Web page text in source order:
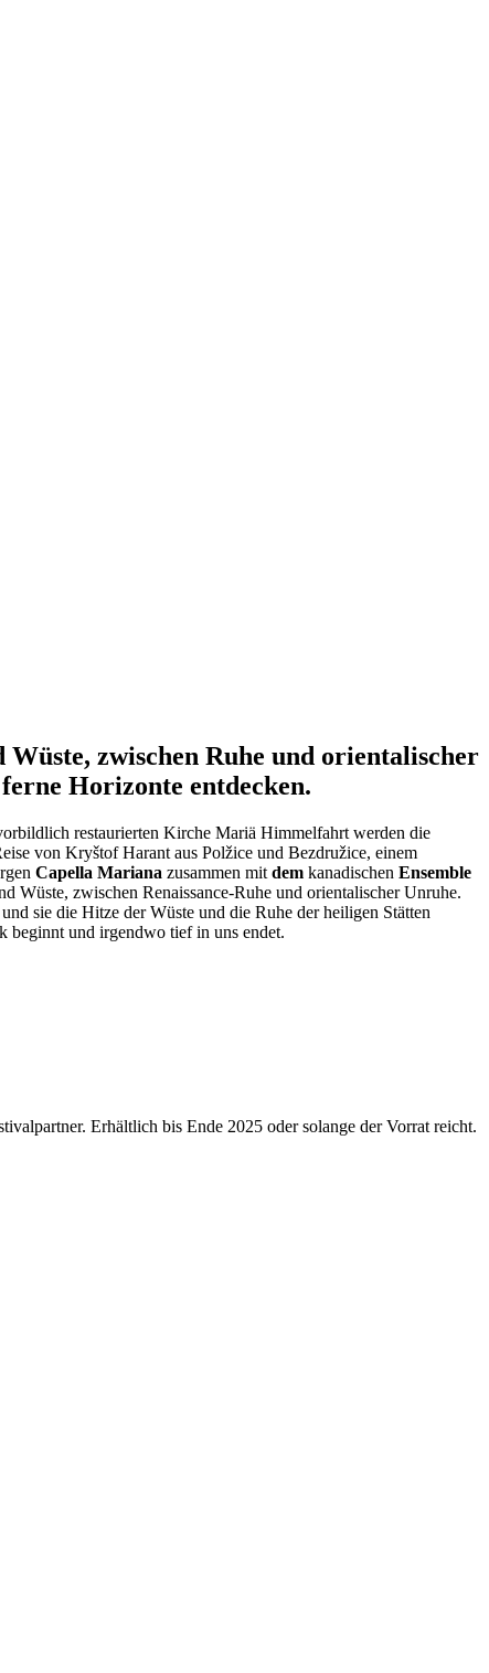
zwischen Ruhe und orientalischer
Horizonte entdecken.
restaurierten Kirche Mariä Himmelfahrt werden die
von Kryštof Harant aus Polžice und Bezdružice, einem
Capella Mariana zusammen mit dem kanadischen Ensemble
Wüste, zwischen Renaissance-Ruhe und orientalischer Unruhe.
sie die Hitze der Wüste und die Ruhe der heiligen Stätten
beginnt und irgendwo tief in uns endet.
Erhältlich bis Ende 2025 oder solange der Vorrat reicht.